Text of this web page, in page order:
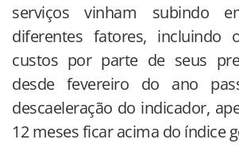
serviços vinham subindo
diferentes fatores, incluindo
custos por parte de seus
desde fevereiro do ano
descaeleração do indicador,
12 meses ficar acima do índice